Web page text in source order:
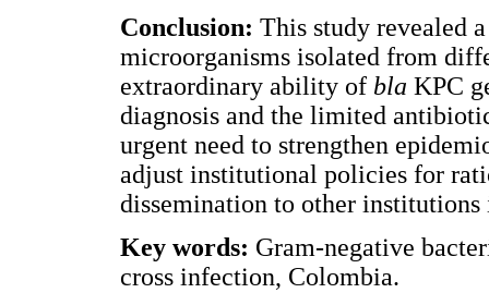
Conclusion: This study revealed
microorganisms isolated from
extraordinary ability of bla KPC
diagnosis and the limited
urgent need to strengthen
adjust institutional policies for
dissemination to other institutions
Key words: Gram-negative
cross infection, Colombia.